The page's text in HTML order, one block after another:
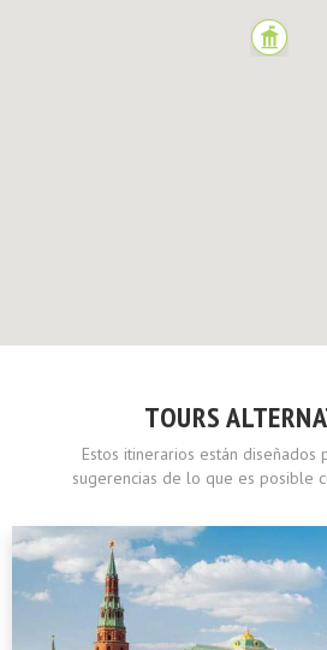
TOURS
Estos itinerarios están diseñados
sugerencias de lo que es posible